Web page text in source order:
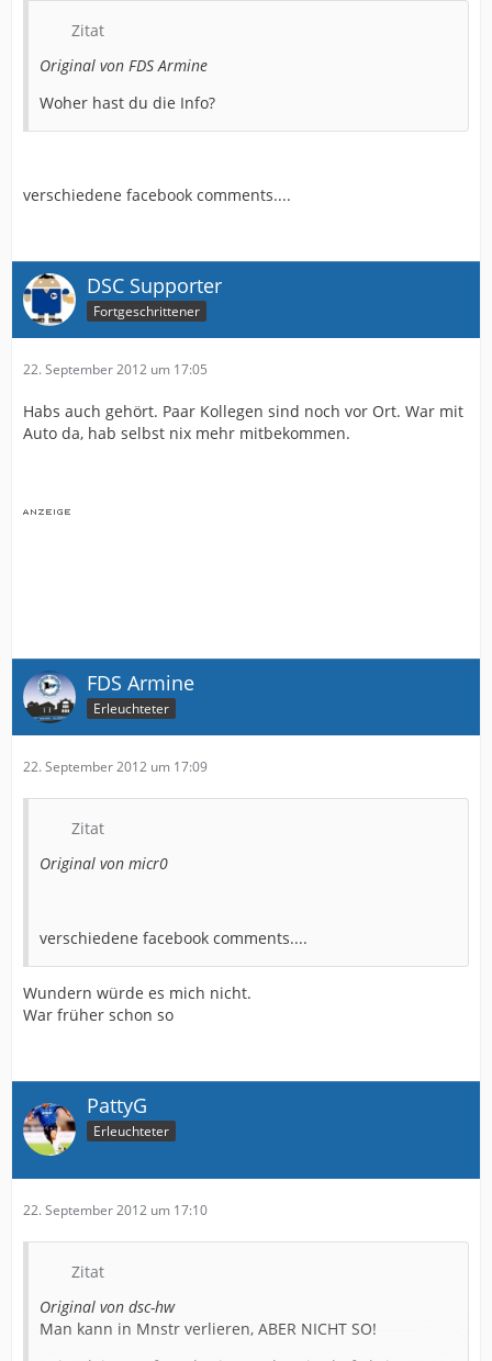
Zitat
Original von FDS Armine
Woher hast du die Info?
verschiedene facebook comments....
DSC Supporter
Fortgeschrittener
22. September 2012 um 17:05
Habs auch gehört. Paar Kollegen sind noch vor Ort. War mit
Auto da, hab selbst nix mehr mitbekommen.
FDS Armine
Erleuchteter
22. September 2012 um 17:09
Zitat
Original von micr0
verschiedene facebook comments....
Wundern würde es mich nicht.
War früher schon so
PattyG
Erleuchteter
22. September 2012 um 17:10
Zitat
Original von dsc-hw
Man kann in Mnstr verlieren, ABER NICHT SO!